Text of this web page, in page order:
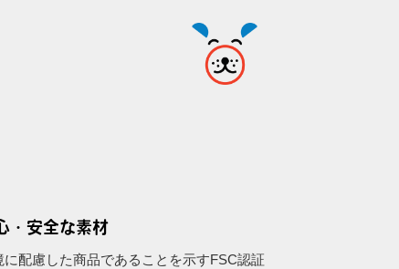
・安全な素材
に配慮した商品であることを示すFSC認証